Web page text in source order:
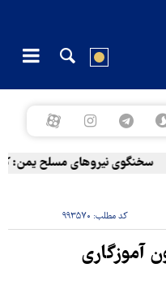
نیروهای مسلح یمن: کشتی
کد مطلب: ۹۹۳۵۷۰
آموزگاری